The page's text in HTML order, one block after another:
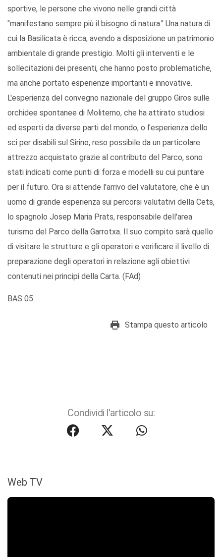
sportive, le persone che vivono nelle grandi città
"manifestano sempre più il bisogno di natura." Una natura di
cui la Basilicata è ricca, avendo a disposizione un patrimonio
ambientale di grande prestigio. Molti gli interventi e le
sollecitazioni dei presenti, che hanno posto problematiche,
ma anche portato esperienze importanti e innovative.
L'esperienza del convegno nazionale del gruppo Giros sulle
orchidee spontanee di Moliterno, che ha attirato studiosi
ed esperti da diverse parti del mondo, o l'esperienza dello
sci per disabili sul Sirino, reso possibile da un particolare
attrezzo acquistato grazie al contributo del Parco, sono
stati indicati come punti di forza e modelli su cui puntare
per il futuro. Ora si attende l'arrivo del valutatore, che è un
uomo di grande esperienza sui percorsi valutativi della Cets,
lo spagnolo Josep Maria Prats, responsabile dell'area
turismo del Parco della Garrotxa. Il suo compito sarà quello
di visitare le strutture e gli operatori e verificare il livello di
preparazione degli operatori in relazione agli obiettivi
contenuti nei principi della Carta. (FAd)
BAS 05
Stampa questo articolo
Condividi l'articolo su:
Web TV